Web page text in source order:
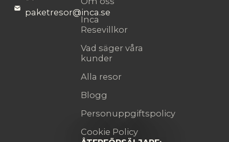
paketresor@inca.se
Inca
Resevillkor
Vad säger våra
kunder
Alla resor
Blogg
Personuppgiftspolicy
Cookie Policy